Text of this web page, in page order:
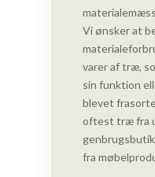
Vi ønsker at
varer af træ,
sin funktion
blevet
oftest træ fra
fra